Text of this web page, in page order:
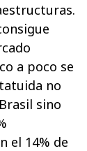
a poco se
no
sino
el 14% de